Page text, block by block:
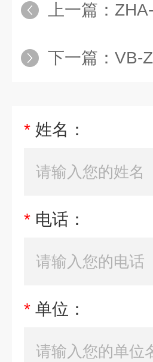
上一篇：
下一篇： VB-
* 姓名：
* 电话：
* 单位：